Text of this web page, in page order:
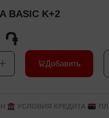
BASIC K+2
֏
Добавить
УСЛОВИЯ КРЕДИТА